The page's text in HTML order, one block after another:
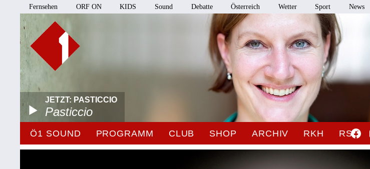
Fernsehen ORF ON KIDS Sound Debatte Österreich Wetter Sport News
JETZT: PASTICCIO
Pasticcio
Ö1 SOUND PROGRAMM CLUB SHOP ARCHIV RKH RSO